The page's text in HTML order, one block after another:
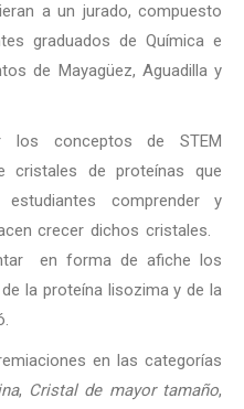
a un jurado, compuesto
graduados de Química e
de Mayagüez, Aguadilla y
los conceptos de STEM
cristales de proteínas que
comprender y
crecer dichos cristales.
en forma de afiche los
la proteína lisozima y de la
en las categorías
, Cristal de mayor tamaño,